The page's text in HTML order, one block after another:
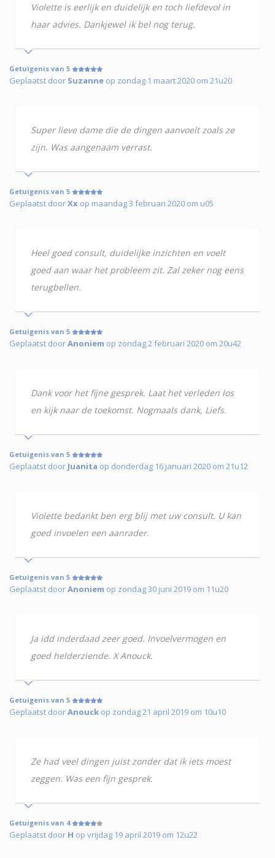
Violette is eerlijk en duidelijk en toch liefdevol in
haar advies. Dankjewel ik bel nog terug.
Getuigenis van 5
Geplaatst door Suzanne op zondag 1 maart 2020 om 21u20
Super lieve dame die de dingen aanvoelt zoals ze
zijn. Was aangenaam verrast.
Getuigenis van 5
Geplaatst doorXx op maandag 3 februari 2020 om u05
Heel goed consult, duidelijke inzichten en voelt
goed aan waar het probleem zit. Zal zeker nog eens
terugbellen.
Getuigenis van 5
Geplaatst doorAnoniem op zondag 2 februari 2020 om 20u42
Dank voor het fijne gesprek. Laat het verleden los
en kijk naar de toekomst. Nogmaals dank, Liefs.
Getuigenis van 5
Geplaatst door Juanita op donderdag 16 januari 2020 om 21u12
Violette bedankt ben erg blij met uw consult. U kan
goed invoelen een aanrader.
Getuigenis van 5
Geplaatst doorAnoniem op zondag 30 juni 2019 om 11u20
Ja idd inderdaad zeer goed. Invoelvermogen en
goed helderziende. X Anouck.
Getuigenis van 5
Geplaatst doorAnouck op zondag 21 april 2019 om 10u10
Ze had veel dingen juist zonder dat ik iets moest
zeggen. Was een fijn gesprek.
Getuigenis van 4
Geplaatst door H op vrijdag 19 april 2019 om 12u22